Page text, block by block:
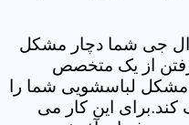
ال جی شما دچار مشکل
از یک متخصص
مشکل لباسشویی شما را
این کار می